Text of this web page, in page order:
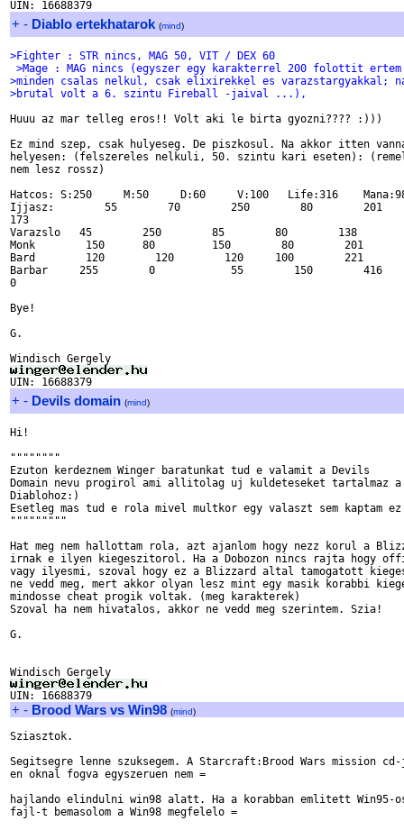
+ - Diablo ertekhatarok (mind)
>Fighter : STR nincs, MAG 50, VIT / DEX 60
>Mage : MAG nincs (egyszer egy karakterrel 200 folottit
>minden csalas nelkul, csak elixirekkel es varazstargyakkal;
>brutal volt a 6. szintu Fireball -jaival ...),
Huuu az mar telleg eros!! Volt aki le birta gyozni???? :)))
Ez mind szep, csak hulyeseg. De piszkosul. Na akkor itten
helyesen: (felszereles nelkuli, 50. szintu kari eseten):
nem lesz rossz)
Hatcos: S:250     M:50     D:60     V:100   Life:316
Ijjasz:        55        70        250        80        201
173
Varazslo   45        250        85        80        138
Monk        150      80         150        80        201
Bard        120        120        120     100        221
Barbar     255        0            55        150        416
0
Bye!
G.
+ - Devils domain (mind)
Hi!
""""""""
Ezuton kerdeznem Winger baratunkat tud e valamit a Devils
Domain nevu progirol ami allitolag uj kuldeteseket tartalmaz a
Diablohoz:)
Esetleg mas tud e rola mivel multkor egy valaszt sem kaptam ez
"""""""""
Hat meg nem hallottam rola, azt ajanlom hogy nezz korul a
irnak e ilyen kiegeszitorol. Ha a Dobozon nincs rajta hogy
vagy ilyesmi, szoval hogy ez a Blizzard altal tamogatott
ne vedd meg, mert akkor olyan lesz mint egy masik korabbi
mindosse cheat progik voltak. (meg karakterek)
Szoval ha nem hivatalos, akkor ne vedd meg szerintem. Szia!
G.
+ - Brood Wars vs Win98 (mind)
Sziasztok.
Segitsegre lenne szuksegem. A Starcraft:Brood Wars mission
en oknal fogva egyszeruen nem =
hajlando elindulni win98 alatt. Ha a korabban emlitett Win95-
fajl-t bemasolom a Win98 megfelelo =